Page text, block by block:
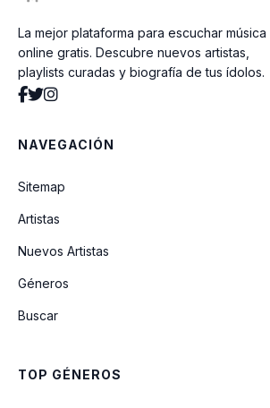
Manos En Alto
La mejor plataforma para escuchar música
online gratis. Descubre nuevos artistas,
playlists curadas y biografía de tus ídolos.
NAVEGACIÓN
Sitemap
Artistas
Nuevos Artistas
Géneros
Buscar
TOP GÉNEROS